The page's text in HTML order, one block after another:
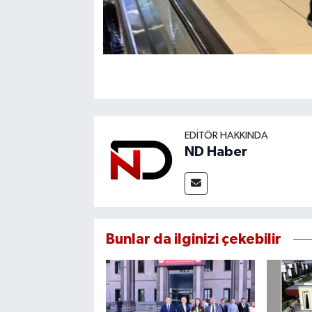
EDITÖR HAKKINDA
ND Haber
Bunlar da ilginizi çekebilir